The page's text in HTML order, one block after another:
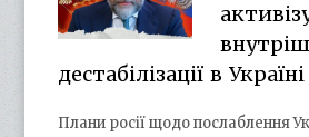
дестабілізації в Україні
Плани росії щодо послаблення